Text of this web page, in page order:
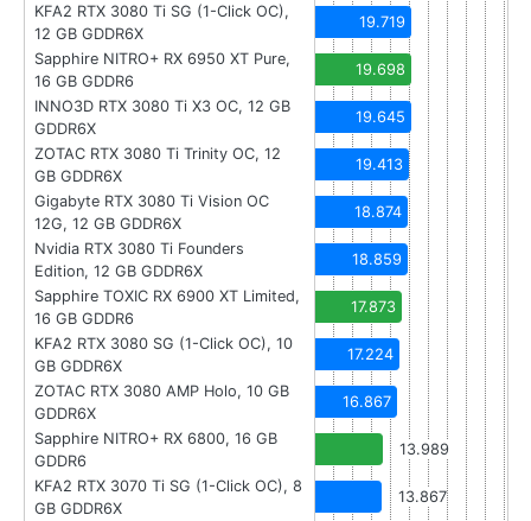
KFA2 RTX 3080 Ti SG (1-Click OC),
12 GB GDDR6X
19.719
Sapphire NITRO+ RX 6950 XT Pure,
16 GB GDDR6
19.698
INNO3D RTX 3080 Ti X3 OC, 12 GB
GDDR6X
19.645
ZOTAC RTX 3080 Ti Trinity OC, 12
GB GDDR6X
19.413
Gigabyte RTX 3080 Ti Vision OC
12G, 12 GB GDDR6X
18.874
Nvidia RTX 3080 Ti Founders
Edition, 12 GB GDDR6X
18.859
Sapphire TOXIC RX 6900 XT Limited,
16 GB GDDR6
17.873
KFA2 RTX 3080 SG (1-Click OC), 10
GB GDDR6X
17.224
ZOTAC RTX 3080 AMP Holo, 10 GB
GDDR6X
16.867
Sapphire NITRO+ RX 6800, 16 GB
GDDR6
13.989
KFA2 RTX 3070 Ti SG (1-Click OC), 8
GB GDDR6X
13.867